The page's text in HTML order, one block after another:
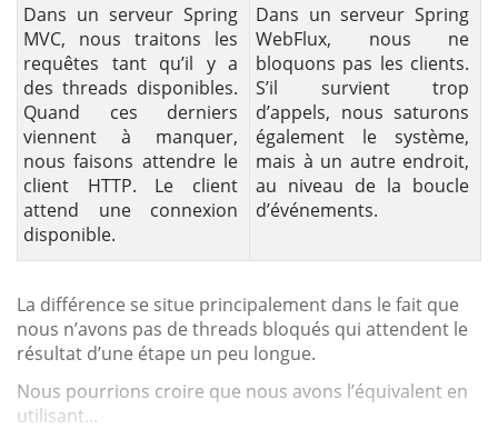
Dans un serveur Spring
MVC, nous traitons les
requêtes tant qu’il y a
des threads disponibles.
Quand ces derniers
viennent à manquer,
nous faisons attendre le
client HTTP. Le client
attend une connexion
disponible.
Dans un serveur Spring
WebFlux, nous ne
bloquons pas les clients.
S’il survient trop
d’appels, nous saturons
également le système,
mais à un autre endroit,
au niveau de la boucle
d’événements.
La différence se situe principalement dans le fait que
nous n’avons pas de threads bloqués qui attendent le
résultat d’une étape un peu longue.
Nous pourrions croire que nous avons l’équivalent en
utilisant...